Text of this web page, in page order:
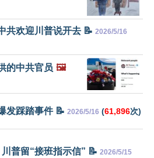
共欢迎川普说开去 📝 2026/5/16
的中共官员 🖼️
发踩踏事件 📝 2026/5/16 (61,896次)
普留“接班指示信” 📝 2026/5/15